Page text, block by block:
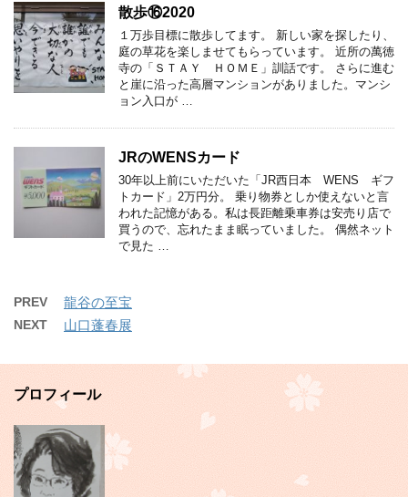
散歩⑯2020
１万歩目標に散歩してます。 新しい家を探したり、
庭の草花を楽しませてもらっています。 近所の萬徳
寺の「ＳＴＡＹ ＨＯＭＥ」訓話です。 さらに進む
と崖に沿った高層マンションがありました。マンシ
ョン入口が …
JRのWENSカード
30年以上前にいただいた「JR西日本 WENS ギフ
トカード」2万円分。 乗り物券としか使えないと言
われた記憶がある。私は長距離乗車券は安売り店で
買うので、忘れたまま眠っていました。 偶然ネット
で見た …
PREV 龍谷の至宝
NEXT 山口蓬春展
プロフィール